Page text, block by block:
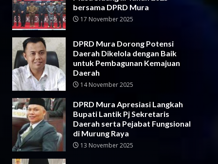
bersama DPRD Mura
17 November 2025
DPRD Mura Dorong Potensi
Daerah Dikelola dengan Baik
untuk Pembagunan Kemajuan
Daerah
14 November 2025
DPRD Mura Apresiasi Langkah
Bupati Lantik Pj Sekretaris
Daerah serta Pejabat Fungsional
di Murung Raya
13 November 2025